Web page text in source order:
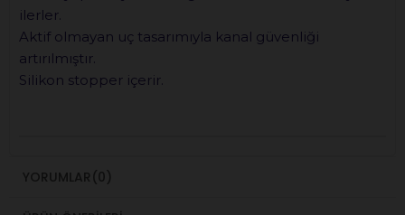
ilerler.
Aktif olmayan uç tasarımıyla kanal güvenliği
artırılmıştır.
Silikon stopper içerir.
YORUMLAR (0)